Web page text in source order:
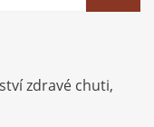
zdravé chuti,